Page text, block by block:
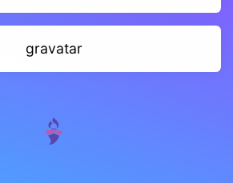
gravatar